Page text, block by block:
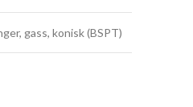
gass, konisk (BSPT)